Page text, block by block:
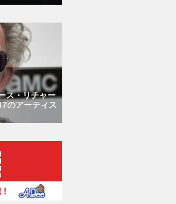
ス・リチャー
のアーティス